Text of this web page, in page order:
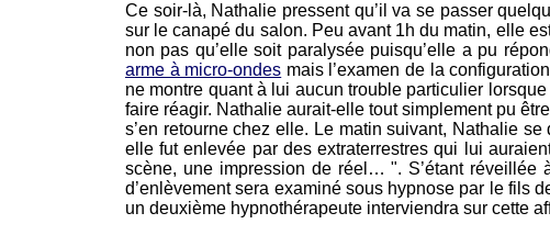
Ce soir-là, Nathalie pressent qu’il va se passer
sur le canapé du salon. Peu avant 1h du matin, elle
non pas qu’elle soit paralysée puisqu’elle a pu
arme à micro-ondes mais l’examen de la
ne montre quant à lui aucun trouble particulier
faire réagir. Nathalie aurait-elle tout simplement pu
s’en retourne chez elle. Le matin suivant, Nathalie
elle fut enlevée par des extraterrestres qui lui
scène, une impression de réel… ". S’étant
d’enlèvement sera examiné sous hypnose par le fils
un deuxième hypnothérapeute interviendra sur cette